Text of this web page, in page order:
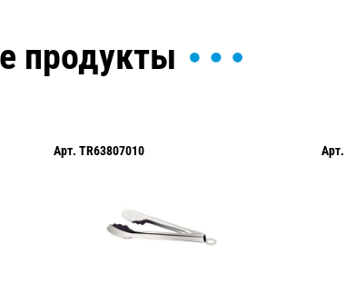
продукты
Арт. TR63807010 Арт.